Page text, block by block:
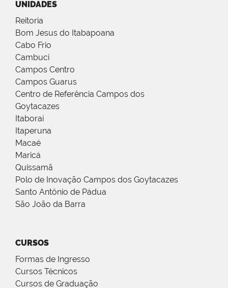
UNIDADES
Reitoria
Bom Jesus do Itabapoana
Cabo Frio
Cambuci
Campos Centro
Campos Guarus
Centro de Referência Campos dos
Goytacazes
Itaboraí
Itaperuna
Macaé
Maricá
Quissamã
Polo de Inovação Campos dos Goytacazes
Santo Antônio de Pádua
São João da Barra
CURSOS
Formas de Ingresso
Cursos Técnicos
Cursos de Graduação